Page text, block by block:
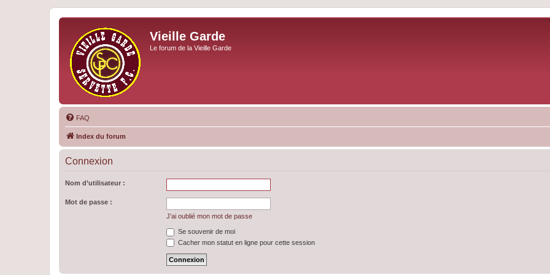
Vieille Garde
Le forum de la Vieille Garde
FAQ
Index du forum
Connexion
Nom d’utilisateur :
Mot de passe :
J’ai oublié mon mot de passe
Se souvenir de moi
Cacher mon statut en ligne pour cette session